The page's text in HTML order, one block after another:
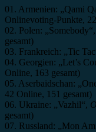
01. Armenien: „Qami
Onlinevoting-Punkte,
02. Polen: „Somebody“,
gesamt)
03. Frankreich: „Tic
04. Georgien: „Let’s
Online, 163 gesamt)
05. Aserbaidschan:
42 Online, 151 gesamt)
06. Ukraine: „Vazhil“,
gesamt)
07. Russland: „Mon